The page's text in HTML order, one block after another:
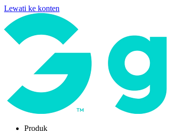
Lewati ke konten
Produk